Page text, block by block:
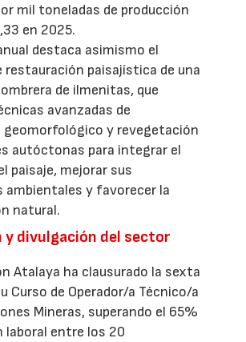
mil toneladas de producción
en 2025.
destaca asimismo el
restauración paisajística de una
de ilmenitas, que
avanzadas de
geomorfológico y revegetación
autóctonas para integrar el
paisaje, mejorar sus
ambientales y favorecer la
natural.
y divulgación del sector
Atalaya ha clausurado la sexta
Curso de Operador/a Técnico/a
Mineras, superando el 65%
laboral entre los 20